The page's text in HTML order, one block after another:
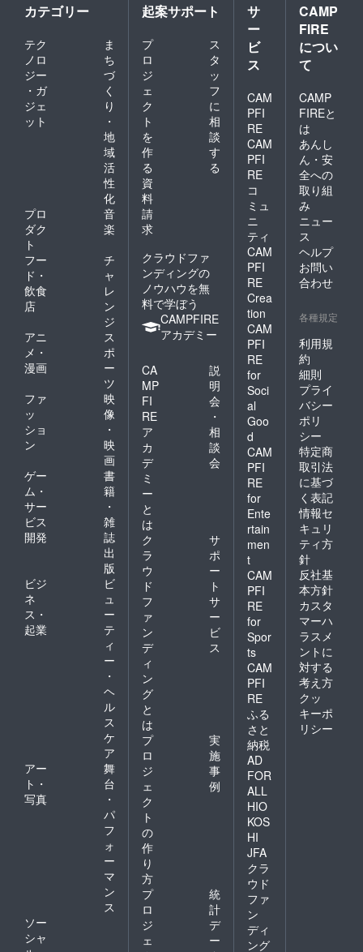
カテゴリー
テク
ノロ
ジー
・ガ
ジェ
ット
ま
ち
づ
く
り
・
地
域
活
性
化
プロ
ダク
ト
音
楽
フー
ド・
飲食
店
チ
ャ
レ
ン
ジ
アニ
メ・
漫画
ス
ポ
ー
ツ
ファ
ッ
ショ
ン
映
像
・
映
画
ゲー
ム・
サー
ビス
開発
書
籍
・
雑
誌
出
版
ビジ
ネ
ス・
起業
ビ
ュ
ー
テ
ィ
ー
・
ヘ
ル
ス
ケ
ア
アー
ト・
写真
舞
台
・
パ
フ
ォ
ー
マ
ン
ス
ソー
シャ
起案サポート
プ
ロ
ジ
ェ
ク
ト
を
作
る
ス
タ
ッ
フ
に
相
談
す
る
資
料
請
求
クラウドファ
ンディングの
ノウハウを無
料で学ぼう
CAMPFIRE
アカデミー
CA
MP
FI
RE
ア
カ
デ
ミ
ー
と
は
説
明
会
・
相
談
会
ク
ラ
ウ
ド
フ
ァ
ン
デ
ィ
ン
グ
と
は
サ
ポ
ー
ト
サ
ー
ビ
ス
プ
ロ
ジ
ェ
ク
ト
の
作
り
方
実
施
事
例
プ
ロ
ジ
ェ
統
計
デ
ー
サ
ー
ビ
ス
CAM
PFI
RE
CAM
PFI
RE
コ
ミュ
ニ
ティ
CAM
PFI
RE
Crea
tion
CAM
PFI
RE
for
Soci
al
Goo
d
CAM
PFI
RE
for
Ente
rtain
men
t
CAM
PFI
RE
for
Spor
ts
CAM
PFI
RE
ふる
さと
納税
AD
FOR
ALL
HIO
KOS
HI
JFA
クラ
ウド
ファ
ン
ディ
ング
CAMP
FIRE
につい
て
CAMP
FIREと
は
あんし
ん・安
全への
取り組
み
ニュー
ス
ヘルプ
お問い
合わせ
各種規定
利用規
約
細則
プライ
バシー
ポリ
シー
特定商
取引法
に基づ
く表記
情報セ
キュリ
ティ方
針
反社基
本方針
カスタ
マーハ
ラスメ
ントに
対する
考え方
クッ
キーポ
リシー